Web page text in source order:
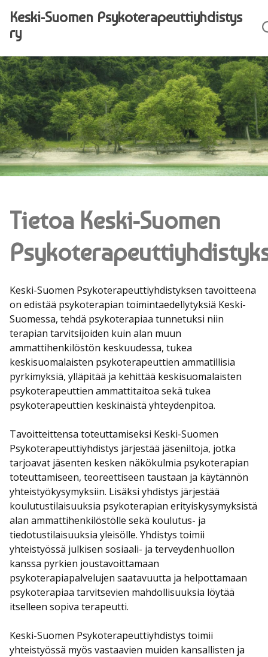
Keski-Suomen Psyko­terapeutti­yhdistys
ry
Tietoa Keski-Suomen
Keski-Suomen Psykoterapeuttiyhdistyksen tavoitteena
on edistää psykoterapian toimintaedellytyksiä Keski-
Suomessa, tehdä psykoterapiaa tunnetuksi niin
terapian tarvitsijoiden kuin alan muun
ammattihenkilöstön keskuudessa, tukea
keskisuomalaisten psykoterapeuttien ammatillisia
pyrkimyksiä, ylläpitää ja kehittää keskisuomalaisten
psykoterapeuttien ammattitaitoa sekä tukea
psykoterapeuttien keskinäistä yhteydenpitoa.
Tavoitteittensa toteuttamiseksi Keski-Suomen
Psykoterapeuttiyhdistys järjestää jäseniltoja, jotka
tarjoavat jäsenten kesken näkökulmia psykoterapian
toteuttamiseen, teoreettiseen taustaan ja käytännön
yhteistyökysymyksiin. Lisäksi yhdistys järjestää
koulutustilaisuuksia psykoterapian erityiskysymyksistä
alan ammattihenkilöstölle sekä koulutus- ja
tiedotustilaisuuksia yleisölle. Yhdistys toimii
yhteistyössä julkisen sosiaali- ja terveydenhuollon
kanssa pyrkien joustavoittamaan
psykoterapiapalvelujen saatavuutta ja helpottamaan
psykoterapiaa tarvitsevien mahdollisuuksia löytää
itselleen sopiva terapeutti.
Keski-Suomen Psykoterapeuttiyhdistys toimii
yhteistyössä myös vastaavien muiden kansallisten ja